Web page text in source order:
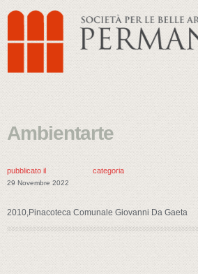
Ambientarte
pubblicato il
29 Novembre 2022
categoria
2010,Pinacoteca Comunale Giovanni Da Gaeta